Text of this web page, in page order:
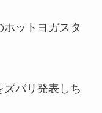
ットヨガスタ
バリ発表しち